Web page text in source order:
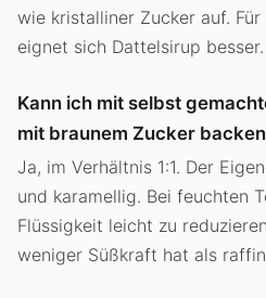
wie kristalliner Zucker auf.
eignet sich Dattelsirup besser.
Kann ich mit selbst
mit braunem Zucker
Ja, im Verhältnis 1:1. Der
und karamellig. Bei feuchten
Flüssigkeit leicht zu
weniger Süßkraft hat als